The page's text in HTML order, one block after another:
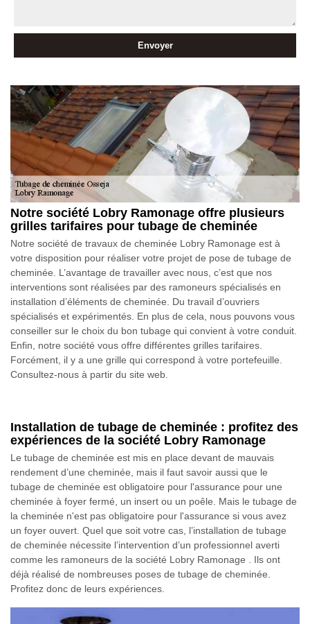
Notre société Lobry Ramonage offre plusieurs
grilles tarifaires pour tubage de cheminée
Notre société de travaux de cheminée Lobry Ramonage est à
votre disposition pour réaliser votre projet de pose de tubage de
cheminée. L’avantage de travailler avec nous, c’est que nos
interventions sont réalisées par des ramoneurs spécialisés en
installation d’éléments de cheminée. Du travail d’ouvriers
spécialisés et expérimentés. En plus de cela, nous pouvons vous
conseiller sur le choix du bon tubage qui convient à votre conduit.
Enfin, notre société vous offre différentes grilles tarifaires.
Forcément, il y a une grille qui correspond à votre portefeuille.
Consultez-nous à partir du site web.
Installation de tubage de cheminée : profitez des
expériences de la société Lobry Ramonage
Le tubage de cheminée est mis en place devant de mauvais
rendement d’une cheminée, mais il faut savoir aussi que le
tubage de cheminée est obligatoire pour l'assurance pour une
cheminée à foyer fermé, un insert ou un poêle. Mais le tubage de
la cheminée n'est pas obligatoire pour l'assurance si vous avez
un foyer ouvert. Quel que soit votre cas, l’installation de tubage
de cheminée nécessite l’intervention d’un professionnel averti
comme les ramoneurs de la société Lobry Ramonage . Ils ont
déjà réalisé de nombreuses poses de tubage de cheminée.
Profitez donc de leurs expériences.